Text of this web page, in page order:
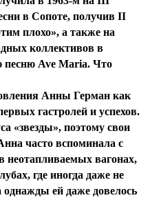
в Сопоте, получив ІІ
плохо», а также на
коллективов в
Ave Maria. Что
Анны Герман как
гастролей и успехов.
«звезды», поэтому свои
часто вспоминала с
неотапливаемых вагонах,
где иногда даже не
ей даже довелось